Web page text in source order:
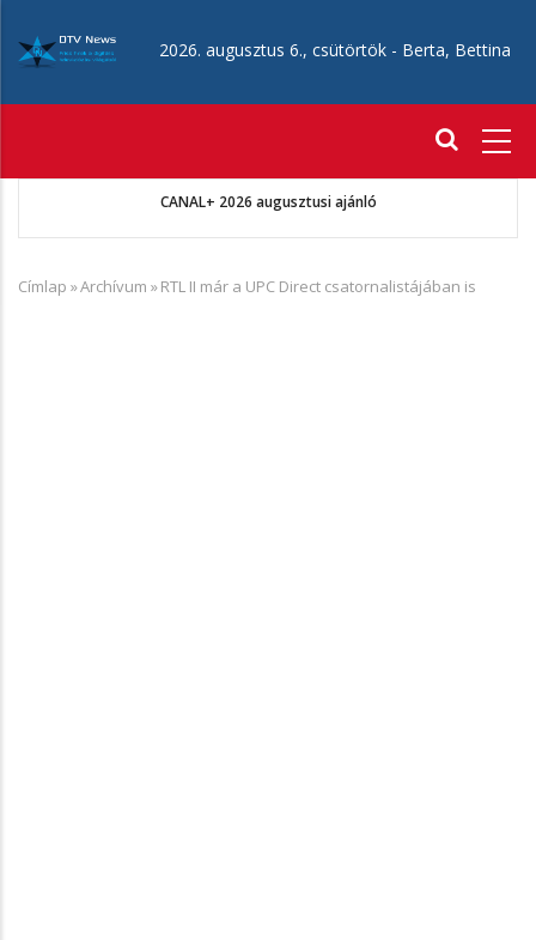
tartalomra
2026. augusztus 6., csütörtök - Berta, Bettina
CANAL+ 2026 augusztusi ajánló
Morzsa
Címlap »Archívum »RTL II már a UPC Direct csatornalistájában is